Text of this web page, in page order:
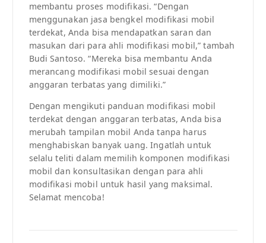
membantu proses modifikasi. “Dengan
menggunakan jasa bengkel modifikasi mobil
terdekat, Anda bisa mendapatkan saran dan
masukan dari para ahli modifikasi mobil,” tambah
Budi Santoso. “Mereka bisa membantu Anda
merancang modifikasi mobil sesuai dengan
anggaran terbatas yang dimiliki.”
Dengan mengikuti panduan modifikasi mobil
terdekat dengan anggaran terbatas, Anda bisa
merubah tampilan mobil Anda tanpa harus
menghabiskan banyak uang. Ingatlah untuk
selalu teliti dalam memilih komponen modifikasi
mobil dan konsultasikan dengan para ahli
modifikasi mobil untuk hasil yang maksimal.
Selamat mencoba!